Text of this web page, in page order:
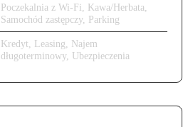
Poczekalnia z Wi-Fi, Kawa/Herbata,
Samochód zastępczy, Parking
Kredyt, Leasing, Najem
długoterminowy, Ubezpieczenia